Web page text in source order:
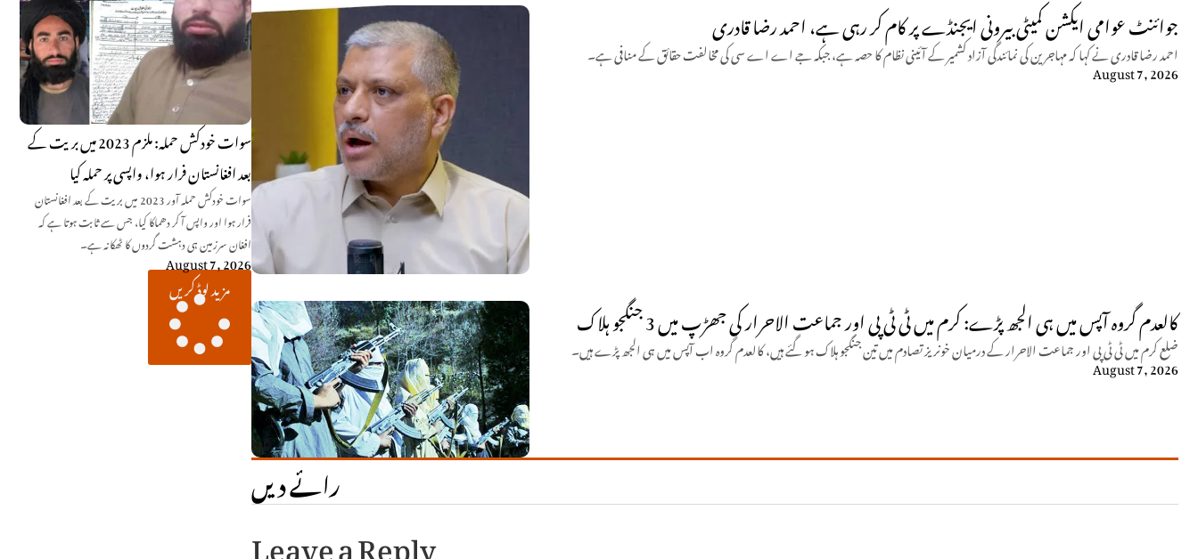
سوات خودکش حملہ: ملزم 2023 میں بریت کے
بعد افغانستان فرار ہوا، واپسی پر حملہ کیا
سوات خودکش حملہ آور 2023 میں بریت کے بعد افغانستان
فرار ہوا اور واپس آ کر دھماکا کیا، جس سے ثابت ہوتا ہے کہ
افغان سرزمین ہی دہشت گردوں کا ٹھکانہ ہے۔
August 7, 2026
مزید لوڈ کریں
جوائنٹ عوامی ایکشن کمیٹی بیرونی ایجنڈے پر کام کر رہی ہے، احمد رضا قادری
احمد رضا قادری نے کہا کہ مہاجرین کی نمائندگی آزاد کشمیر کے آئینی نظام کا حصہ ہے، جبکہ جے اے اے سی کی مخالفت حقائق کے منافی ہے۔
August 7, 2026
کالعدم گروہ آپس میں ہی الجھ پڑے: کرم میں ٹی ٹی پی اور جماعت الاحرار کی جھڑپ میں 3 جنگجو ہلاک
ضلع کرم میں ٹی ٹی پی اور جماعت الاحرار کے درمیان خونریز تصادم میں تین جنگجو ہلاک ہو گئے ہیں، کالعدم گروہ اب آپس میں ہی الجھ پڑے ہیں۔
August 7, 2026
رائے دیں
Leave a Reply